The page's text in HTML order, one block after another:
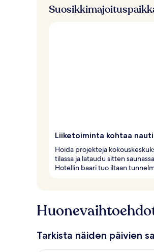
Liiketoiminta kohtaa
Hoida projekteja
tilassa ja lataudu sitten
Hotellin baari tuo iltaan
Tarkista näiden päivien